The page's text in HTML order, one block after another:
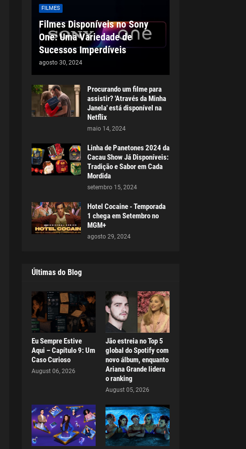
FILMES
Filmes Disponíveis no Sony
One: Uma Variedade de
Sucessos Imperdíveis
agosto 30, 2024
Procurando um filme para
assistir? 'Através da Minha
Janela' está disponível na
Netflix
maio 14, 2024
Linha de Panetones 2024 da
Cacau Show Já Disponíveis:
Tradição e Sabor em Cada
Mordida
setembro 15, 2024
Hotel Cocaine - Temporada
1 chega em Setembro no
MGM+
agosto 29, 2024
Últimas do Blog
Eu Sempre Estive
Aqui – Capítulo 9: Um
Caso Curioso
August 06, 2026
Jão estreia no Top 5
global do Spotify com
novo álbum, enquanto
Ariana Grande lidera
o ranking
August 05, 2026